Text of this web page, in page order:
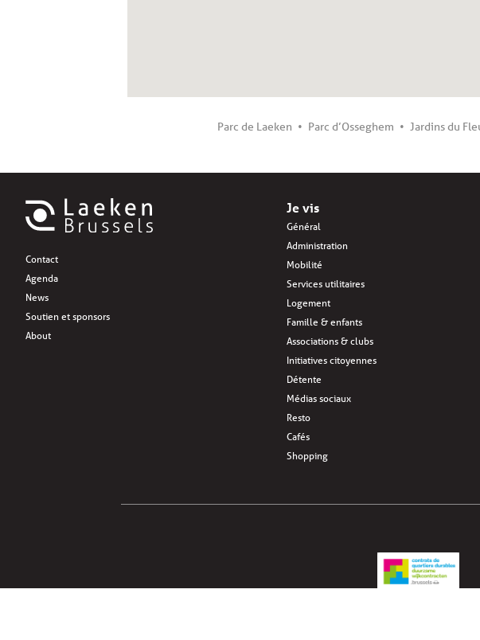
Parc de Laeken Parc d’Osseghem Jardins du
Contact
Agenda
News
Soutien et sponsors
About
Je vis
Général
Administration
Mobilité
Services utilitaires
Logement
Famille & enfants
Associations & clubs
Initiatives citoyennes
Détente
Médias sociaux
Resto
Cafés
Shopping